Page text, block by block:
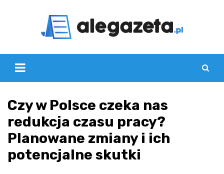
Czy w Polsce czeka nas
redukcja czasu pracy?
Planowane zmiany i ich
potencjalne skutki